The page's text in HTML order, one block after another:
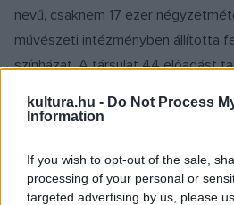
kultura.hu - Do Not Process
Information
If you wish to opt-out of the sale,
processing of your personal or
targeted advertising by us, please
nevű, csaknem 17 ezer
művészeti intézményben állította
színházat. A társulat 44 előadást
egyik teljes háztömbjét elfoglaló
felállított "importált" játszóhelyén. A
Téli regeszerepel a július 6-tól
vendégjáték műsorán.